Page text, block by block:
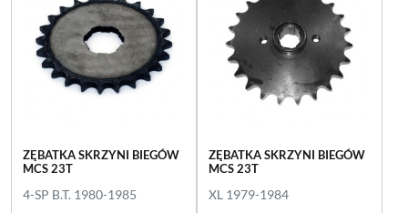
ZĘBATKA SKRZYNI BIEGÓW
MCS 23T
4-SP B.T. 1980-1985
ZĘBATKA SKRZYNI BIEGÓW
MCS 23T
XL 1979-1984